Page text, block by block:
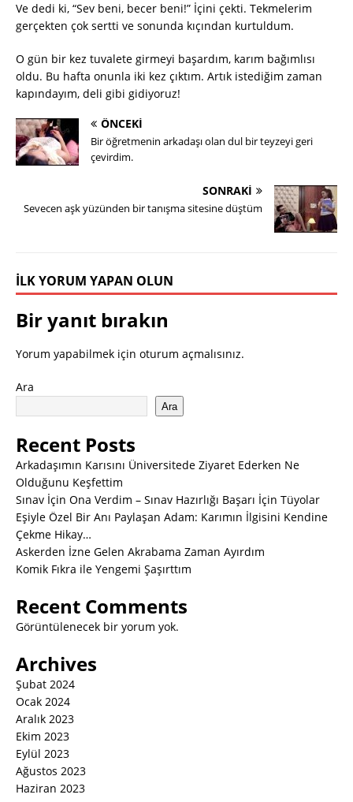
Ve dedi ki, “Sev beni, becer beni!” İçini çekti. Tekmelerim
gerçekten çok sertti ve sonunda kıçından kurtuldum.
O gün bir kez tuvalete girmeyi başardım, karım bağımlısı
oldu. Bu hafta onunla iki kez çıktım. Artık istediğim zaman
kapındayım, deli gibi gidiyoruz!
ÖNCEKI
Bir öğretmenin arkadaşı olan dul bir teyzeyi geri
çevirdim.
SONRAKI
Sevecen aşk yüzünden bir tanışma sitesine düştüm
İLK YORUM YAPAN OLUN
Bir yanıt bırakın
Yorum yapabilmek için oturum açmalısınız.
Ara
Ara
Recent Posts
Arkadaşımın Karısını Üniversitede Ziyaret Ederken Ne
Olduğunu Keşfettim
Sınav İçin Ona Verdim – Sınav Hazırlığı Başarı İçin Tüyolar
Eşiyle Özel Bir Anı Paylaşan Adam: Karımın İlgisini Kendine
Çekme Hikay…
Askerden İzne Gelen Akrabama Zaman Ayırdım
Komik Fıkra ile Yengemi Şaşırttım
Recent Comments
Görüntülenecek bir yorum yok.
Archives
Şubat 2024
Ocak 2024
Aralık 2023
Ekim 2023
Eylül 2023
Ağustos 2023
Haziran 2023